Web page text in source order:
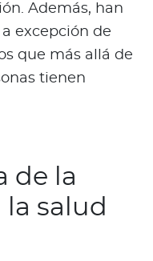
Además, han
excepción de
que más allá de
tienen
de la
salud